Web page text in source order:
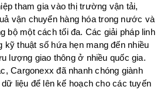
tham gia vào thị trường vận tải,
vận chuyển hàng hóa trong nước và
bộ một cách tối đa. Các giải pháp linh
kỹ thuật số hứa hẹn mang đến nhiều
lượng giao thông ở nhiều quốc gia.
Cargonexx đã nhanh chóng giành
liệu để lên kế hoạch cho các tuyến